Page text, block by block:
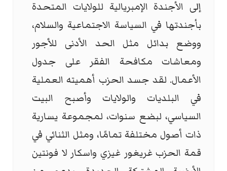
إلى الأجندة الإمبريالية للولايات المتحدة
بأجندتها في السياسة الاجتماعية والسلام،
ووضع بدائل مثل الحد الأدنى للأجور
ومعاشات مكافحة الفقر على جدول
الأعمال. لقد جسد الحزب أهميته العملية
في البلديات والولايات وأصبح البيت
السياسي، لبضع سنوات، لمجموعة يسارية
ذات أصول مختلفة تمامًا، ومثل الثنائي في
قمة الحزب غريغور غيزي واسكار لا فونتين